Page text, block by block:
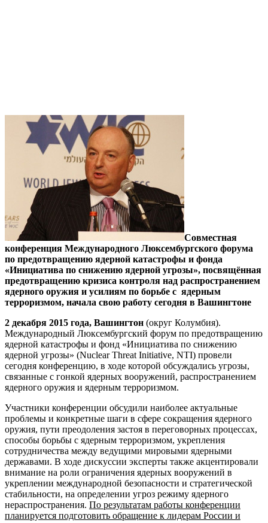
Совместная
конференция Международного Люксембургского форума
по предотвращению ядерной катастрофы и фонда
«Инициатива по снижению ядерной угрозы», посвящённая
предотвращению кризиса контроля над распространением
ядерного оружия и усилиям по борьбе с ядерным
терроризмом, начала свою работу сегодня в Вашингтоне
2 декабря 2015 года, Вашингтон (округ Колумбия).
Международный Люксембургский форум по предотвращению
ядерной катастрофы и фонд «Инициатива по снижению
ядерной угрозы» (Nuclear Threat Initiative, NTI) провели
сегодня конференцию, в ходе которой обсуждались угрозы,
связанные с гонкой ядерных вооружений, распространением
ядерного оружия и ядерным терроризмом.
Участники конференции обсудили наиболее актуальные
проблемы и конкретные шаги в сфере сокращения ядерного
оружия, пути преодоления застоя в переговорных процессах,
способы борьбы с ядерным терроризмом, укрепления
сотрудничества между ведущими мировыми ядерными
державами. В ходе дискуссии эксперты также акцентировали
внимание на роли ограничения ядерных вооружений в
укреплении международной безопасности и стратегической
стабильности, на определении угроз режиму ядерного
нераспространения. По результатам работы конференции
планируется подготовить обращение к лидерам России и